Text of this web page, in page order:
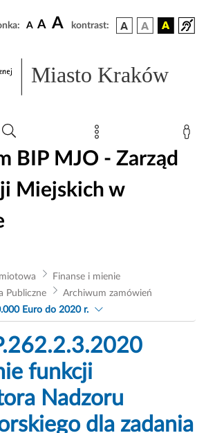
A A A kontrast:
Miasto Kraków
BIP MJO - Zarząd
Miejskich w
Finanse i mienie
Publiczne
Archiwum zamówień
Euro do 2020 r.
funkcji
Nadzoru
dla zadania